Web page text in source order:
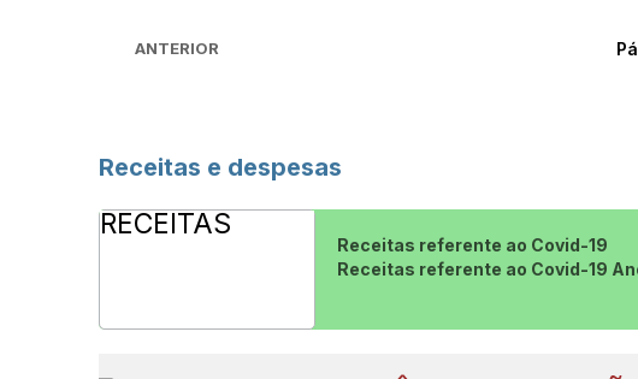
ANTERIOR
Receitas e despesas
RECEITAS
Receitas referente ao Covid-19
Receitas referente ao Covid-19